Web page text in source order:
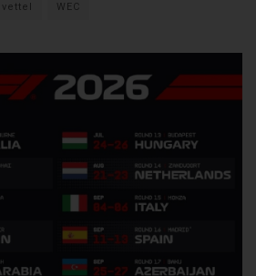
vettel WEC